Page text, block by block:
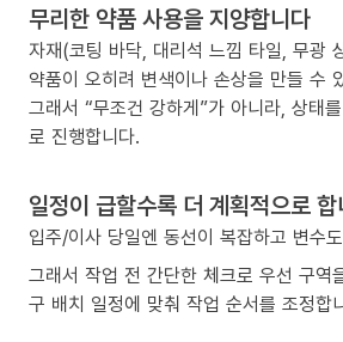
무리한 약품 사용을 지양합니다
자재(코팅 바닥, 대리석 느낌 타일, 무광
약품이 오히려 변색이나 손상을 만들 수
그래서 “무조건 강하게”가 아니라, 상태
로 진행합니다.
일정이 급할수록 더 계획적으로
입주/이사 당일엔 동선이 복잡하고 변수
그래서 작업 전 간단한 체크로 우선 구역
구 배치 일정에 맞춰 작업 순서를 조정합